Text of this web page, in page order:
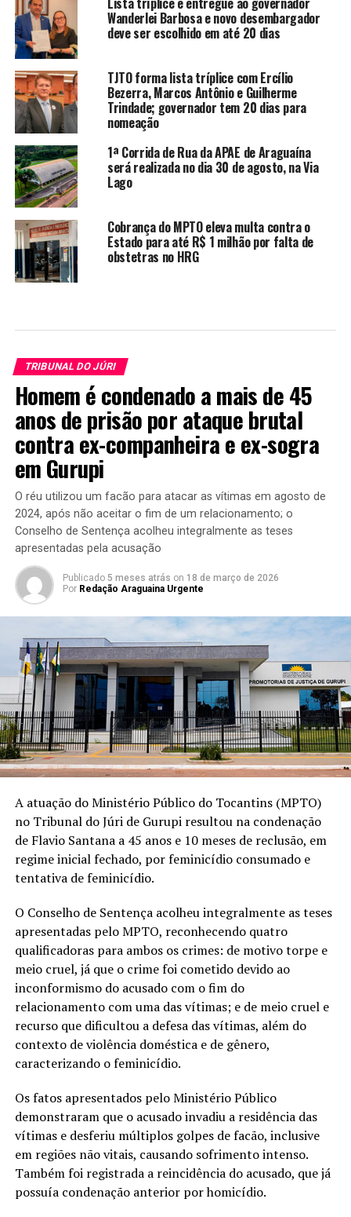
Wanderlei Barbosa e novo desembargador
deve ser escolhido em até 20 dias
TJTO forma lista tríplice com Ercílio
Bezerra, Marcos Antônio e Guilherme
Trindade; governador tem 20 dias para
nomeação
1ª Corrida de Rua da APAE de Araguaína
será realizada no dia 30 de agosto, na Via
Lago
Cobrança do MPTO eleva multa contra o
Estado para até R$ 1 milhão por falta de
obstetras no HRG
TRIBUNAL DO JÚRI
Homem é condenado a mais de 45
anos de prisão por ataque brutal
contra ex-companheira e ex-sogra
em Gurupi
O réu utilizou um facão para atacar as vítimas em agosto de
2024, após não aceitar o fim de um relacionamento; o
Conselho de Sentença acolheu integralmente as teses
apresentadas pela acusação
Publicado 5 meses atrás on 18 de março de 2026
Por Redação Araguaina Urgente
A atuação do Ministério Público do Tocantins (MPTO)
no Tribunal do Júri de Gurupi resultou na condenação
de Flavio Santana a 45 anos e 10 meses de reclusão, em
regime inicial fechado, por feminicídio consumado e
tentativa de feminicídio.
O Conselho de Sentença acolheu integralmente as teses
apresentadas pelo MPTO, reconhecendo quatro
qualificadoras para ambos os crimes: de motivo torpe e
meio cruel, já que o crime foi cometido devido ao
inconformismo do acusado com o fim do
relacionamento com uma das vítimas; e de meio cruel e
recurso que dificultou a defesa das vítimas, além do
contexto de violência doméstica e de gênero,
caracterizando o feminicídio.
Os fatos apresentados pelo Ministério Público
demonstraram que o acusado invadiu a residência das
vítimas e desferiu múltiplos golpes de facão, inclusive
em regiões não vitais, causando sofrimento intenso.
Também foi registrada a reincidência do acusado, que já
possuía condenação anterior por homicídio.